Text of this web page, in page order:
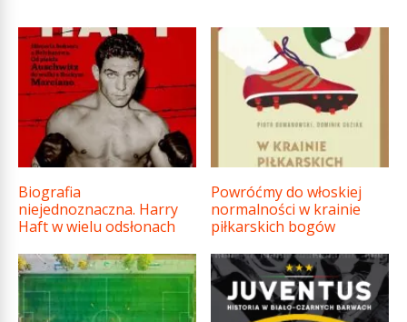
Biografia
niejednoznaczna. Harry
Haft w wielu odsłonach
Powróćmy do włoskiej
normalności w krainie
piłkarskich bogów